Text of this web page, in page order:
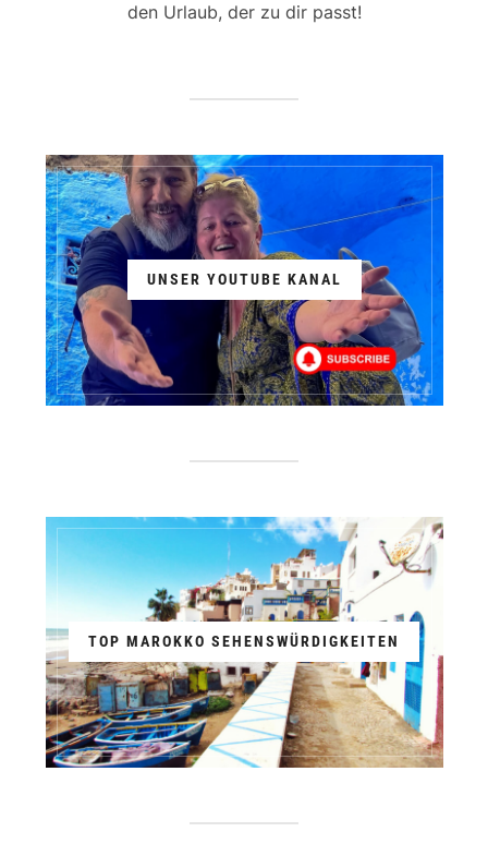
den Urlaub, der zu dir passt!
UNSER YOUTUBE KANAL
TOP MAROKKO SEHENSWÜRDIGKEITEN